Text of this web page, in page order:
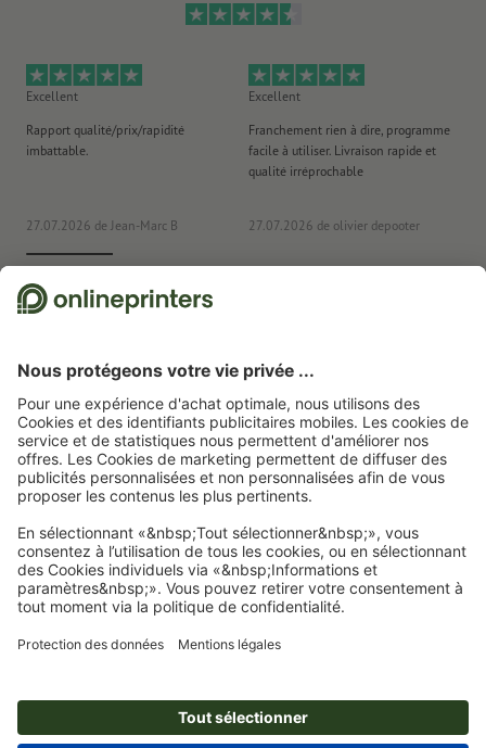
Excellent
Rapport qualité/prix/rapidité
imbattable.
27.07.2026 de Jean-Marc B
Excellent
Franchement rien à dire, programme
facile à utiliser. Livraison rapide et
qualité irréprochable
27.07.2026 de olivier depooter
Nous utilisons Trustpilot comme prestataire indépendant pour collecter des
évaluations. Vous trouvereziciles mesures prises par Trustpilot pour garantir
Page d'accueil Cartes postales Cartes postales standard
Cartes postales, A6-
Carré
À propos de nous
L'entreprise
Presse
Service
Modes de paiement
15 %